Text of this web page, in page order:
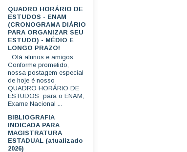
QUADRO HORÁRIO DE
ESTUDOS - ENAM
(CRONOGRAMA DIÁRIO
PARA ORGANIZAR SEU
ESTUDO) - MÉDIO E
LONGO PRAZO!
Olá alunos e amigos.
Conforme prometido,
nossa postagem especial
de hoje é nosso
QUADRO HORÁRIO DE
ESTUDOS para o ENAM,
Exame Nacional ...
BIBLIOGRAFIA
INDICADA PARA
MAGISTRATURA
ESTADUAL (atualizado
2026)